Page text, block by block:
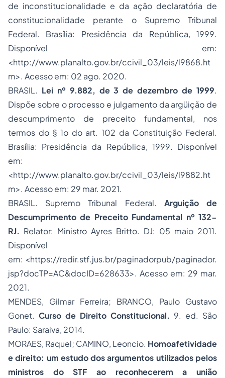
de inconstitucionalidade e da ação declaratória de
constitucionalidade perante o Supremo Tribunal
Federal. Brasília: Presidência da República, 1999.
Disponível em:
<http://www.planalto.gov.br/ccivil_03/leis/l9868.ht
m>. Acesso em: 02 ago. 2020.
BRASIL. Lei nº 9.882, de 3 de dezembro de 1999.
Dispõe sobre o processo e julgamento da argüição de
descumprimento de preceito fundamental, nos
termos do § 1o do art. 102 da Constituição Federal.
Brasília: Presidência da República, 1999. Disponível
em:
<http://www.planalto.gov.br/ccivil_03/leis/l9882.ht
m>. Acesso em: 29 mar. 2021.
BRASIL. Supremo Tribunal Federal. Arguição de
Descumprimento de Preceito Fundamental nº 132-
RJ. Relator: Ministro Ayres Britto. DJ: 05 maio 2011.
Disponível
em: <https://redir.stf.jus.br/paginadorpub/paginador.
jsp?docTP=AC&docID=628633>. Acesso em: 29 mar.
2021.
MENDES, Gilmar Ferreira; BRANCO, Paulo Gustavo
Gonet. Curso de Direito Constitucional. 9. ed. São
Paulo: Saraiva, 2014.
MORAES, Raquel; CAMINO, Leoncio. Homoafetividade
e direito: um estudo dos argumentos utilizados pelos
ministros do STF ao reconhecerem a união